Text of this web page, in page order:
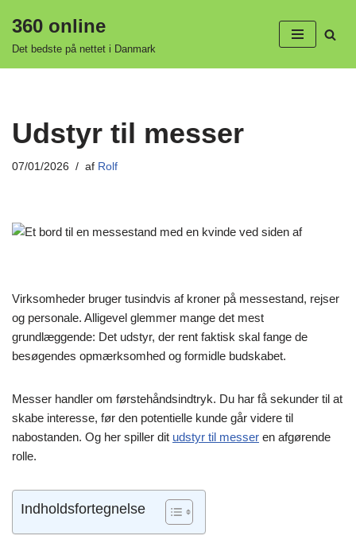
Spring
360 online
Det bedste på nettet i Danmark
Udstyr til messer
07/01/2026 af Rolf
Virksomheder bruger tusindvis af kroner på messestand, rejser
og personale. Alligevel glemmer mange det mest
grundlæggende: Det udstyr, der rent faktisk skal fange de
besøgendes opmærksomhed og formidle budskabet.
Messer handler om førstehåndsindtryk. Du har få sekunder til at
skabe interesse, før den potentielle kunde går videre til
nabostanden. Og her spiller dit udstyr til messer en afgørende
rolle.
Indholdsfortegnelse